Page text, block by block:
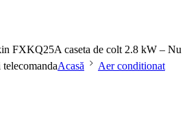
FXKQ25A caseta de colt 2.8 kW – Nu
Acasă
Aer conditionat